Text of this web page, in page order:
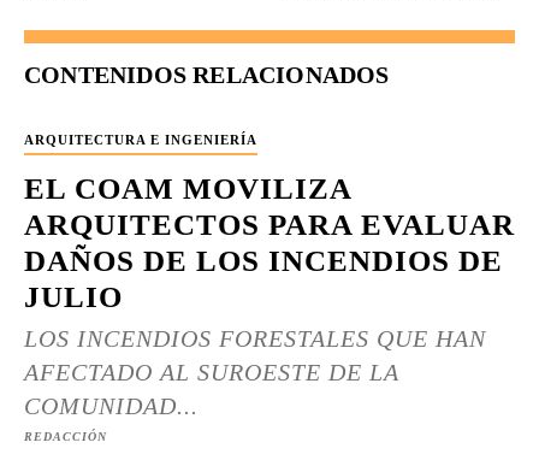
CONTENIDOS RELACIONADOS
ARQUITECTURA E INGENIERÍA
EL COAM MOVILIZA
ARQUITECTOS PARA EVALUAR
DAÑOS DE LOS INCENDIOS DE
JULIO
LOS INCENDIOS FORESTALES QUE HAN
AFECTADO AL SUROESTE DE LA
COMUNIDAD...
REDACCIÓN